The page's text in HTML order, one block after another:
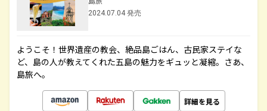
2024.07.04 発売
ようこそ！世界遺産の教会、絶品島ごはん、古民家ステイな
ど、島の人が教えてくれた五島の魅力をギュッと凝縮。さあ、
島旅へ。
詳細を見る